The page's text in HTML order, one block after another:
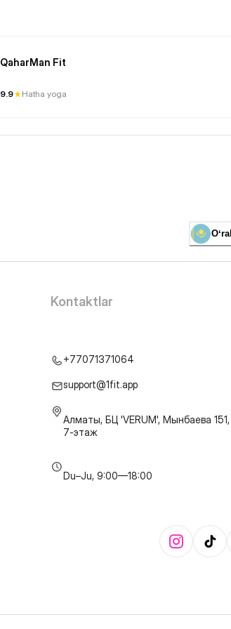
QaharMan Fit
9.9 Hatha yoga
Oʻral
Kontaktlar
+77071371064
support@1fit.app
Алматы, БЦ 'VERUM', Мынбаева 151,
7-этаж
Du–Ju, 9:00—18:00